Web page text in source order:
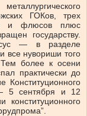
ГОКов, трех
и флюсов плюс
государству.
— в разделе
все нувориши того
более к осени
практически до
Конституционного
5 сентября и 12